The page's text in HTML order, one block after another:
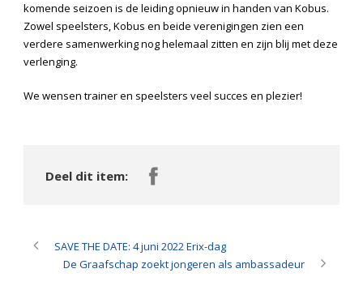
komende seizoen is de leiding opnieuw in handen van Kobus.
Zowel speelsters, Kobus en beide verenigingen zien een
verdere samenwerking nog helemaal zitten en zijn blij met deze
verlenging.
We wensen trainer en speelsters veel succes en plezier!
Deel dit item:
SAVE THE DATE: 4 juni 2022 Erix-dag
De Graafschap zoekt jongeren als ambassadeur